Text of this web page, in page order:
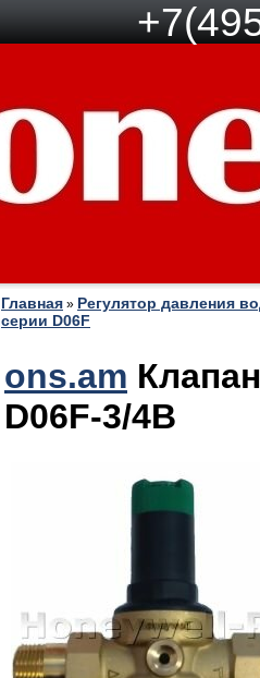
Главная » Регулятор давления
серии D06F
ons.am
D06F-3/4B